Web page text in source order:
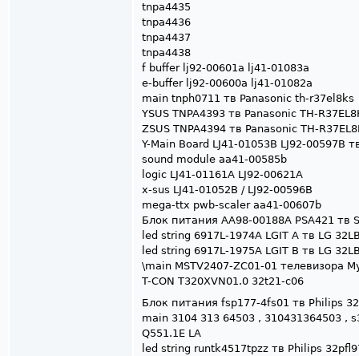
tnpa4435
tnpa4436
tnpa4437
tnpa4438
f buffer lj92-00601a lj41-01083a
e-buffer lj92-00600a lj41-01082a
main tnph0711 тв Panasonic th-r37el8ks
YSUS TNPA4393 тв Panasonic TH-
ZSUS TNPA4394 тв Panasonic TH-
Y-Main Board LJ41-01053B LJ92-00597B
sound module aa41-00585b
logic LJ41-01161A LJ92-00621A
x-sus LJ41-01052B / LJ92-00596B
mega-ttx pwb-scaler aa41-00607b
Блок питания AA98-00188A PSA421 тв
led string 6917L-1974A LGIT A тв LG
led string 6917L-1975A LGIT B тв LG
\main MSTV2407-ZC01-01 телевизора
T-CON T320XVN01.0 32t21-c06
Блок питания fsp177-4fs01 тв Philips
main 3104 313 64503 , 310431364503 ,
Q551.1E LA
led string runtk4517tpzz тв Philips